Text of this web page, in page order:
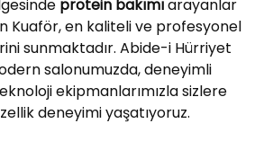
protein bakımıarayanlar
Kuaför, en kaliteli ve profesyonel
sunmaktadır. Abide-i Hürriyet
salonumuzda, deneyimli
ekipmanlarımızla sizlere
deneyimi yaşatıyoruz.